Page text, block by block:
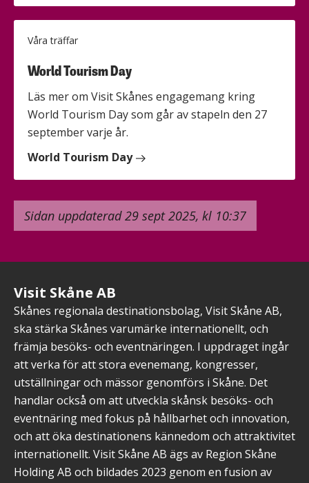
Våra träffar
World Tourism Day
Läs mer om Visit Skånes engagemang kring
World Tourism Day som går av stapeln den 27
september varje år.
World Tourism Day
Sidan uppdaterad 29 sept 2025, kl 10:37
Visit Skåne AB
Skånes regionala destinationsbolag, Visit Skåne AB,
ska stärka Skånes varumärke internationellt, och
främja besöks- och eventnäringen. I uppdraget ingår
att verka för att stora evenemang, kongresser,
utställningar och mässor genomförs i Skåne. Det
handlar också om att utveckla skånsk besöks- och
eventnäring med fokus på hållbarhet och innovation,
och att öka destinationens kännedom och attraktivitet
internationellt. Visit Skåne AB ägs av Region Skåne
Holding AB och bildades 2023 genom en fusion av